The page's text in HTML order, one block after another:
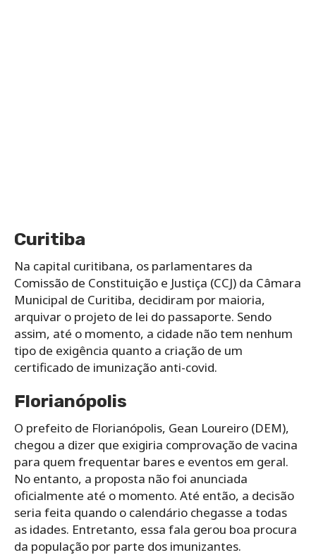
Curitiba
Na capital curitibana, os parlamentares da
Comissão de Constituição e Justiça (CCJ) da Câmara
Municipal de Curitiba, decidiram por maioria,
arquivar o projeto de lei do passaporte. Sendo
assim, até o momento, a cidade não tem nenhum
tipo de exigência quanto a criação de um
certificado de imunização anti-covid.
Florianópolis
O prefeito de Florianópolis, Gean Loureiro (DEM),
chegou a dizer que exigiria comprovação de vacina
para quem frequentar bares e eventos em geral.
No entanto, a proposta não foi anunciada
oficialmente até o momento. Até então, a decisão
seria feita quando o calendário chegasse a todas
as idades. Entretanto, essa fala gerou boa procura
da população por parte dos imunizantes.